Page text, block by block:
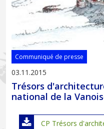
Communiqué de presse
03.11.2015
Trésors
national de la
CP Trésors